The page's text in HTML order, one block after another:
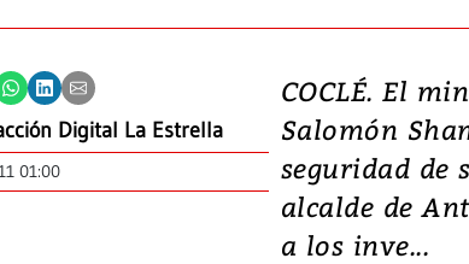
Digital La Estrella
01:00
COCLÉ. El
Salomón
seguridad de
alcalde de
a los inve...
deja